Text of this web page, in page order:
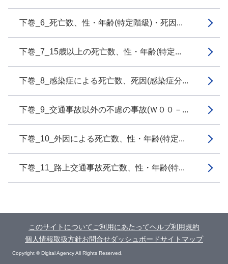
下巻_6_死亡数、性・年齢(特定階級)・死因...
下巻_7_15歳以上の死亡数、性・年齢(特定...
下巻_8_感染症による死亡数、死因(感染症分...
下巻_9_交通事故以外の不慮の事故(Ｗ００－...
下巻_10_外因による死亡数、性・年齢(特定...
下巻_11_路上交通事故死亡数、性・年齢(特...
このサイトについて ご利用にあたってヘルプ利用規約
個人情報取扱方針お問合せダッシュボードサイトマップ
Copyright © Digital Agency All Rights Reserved.